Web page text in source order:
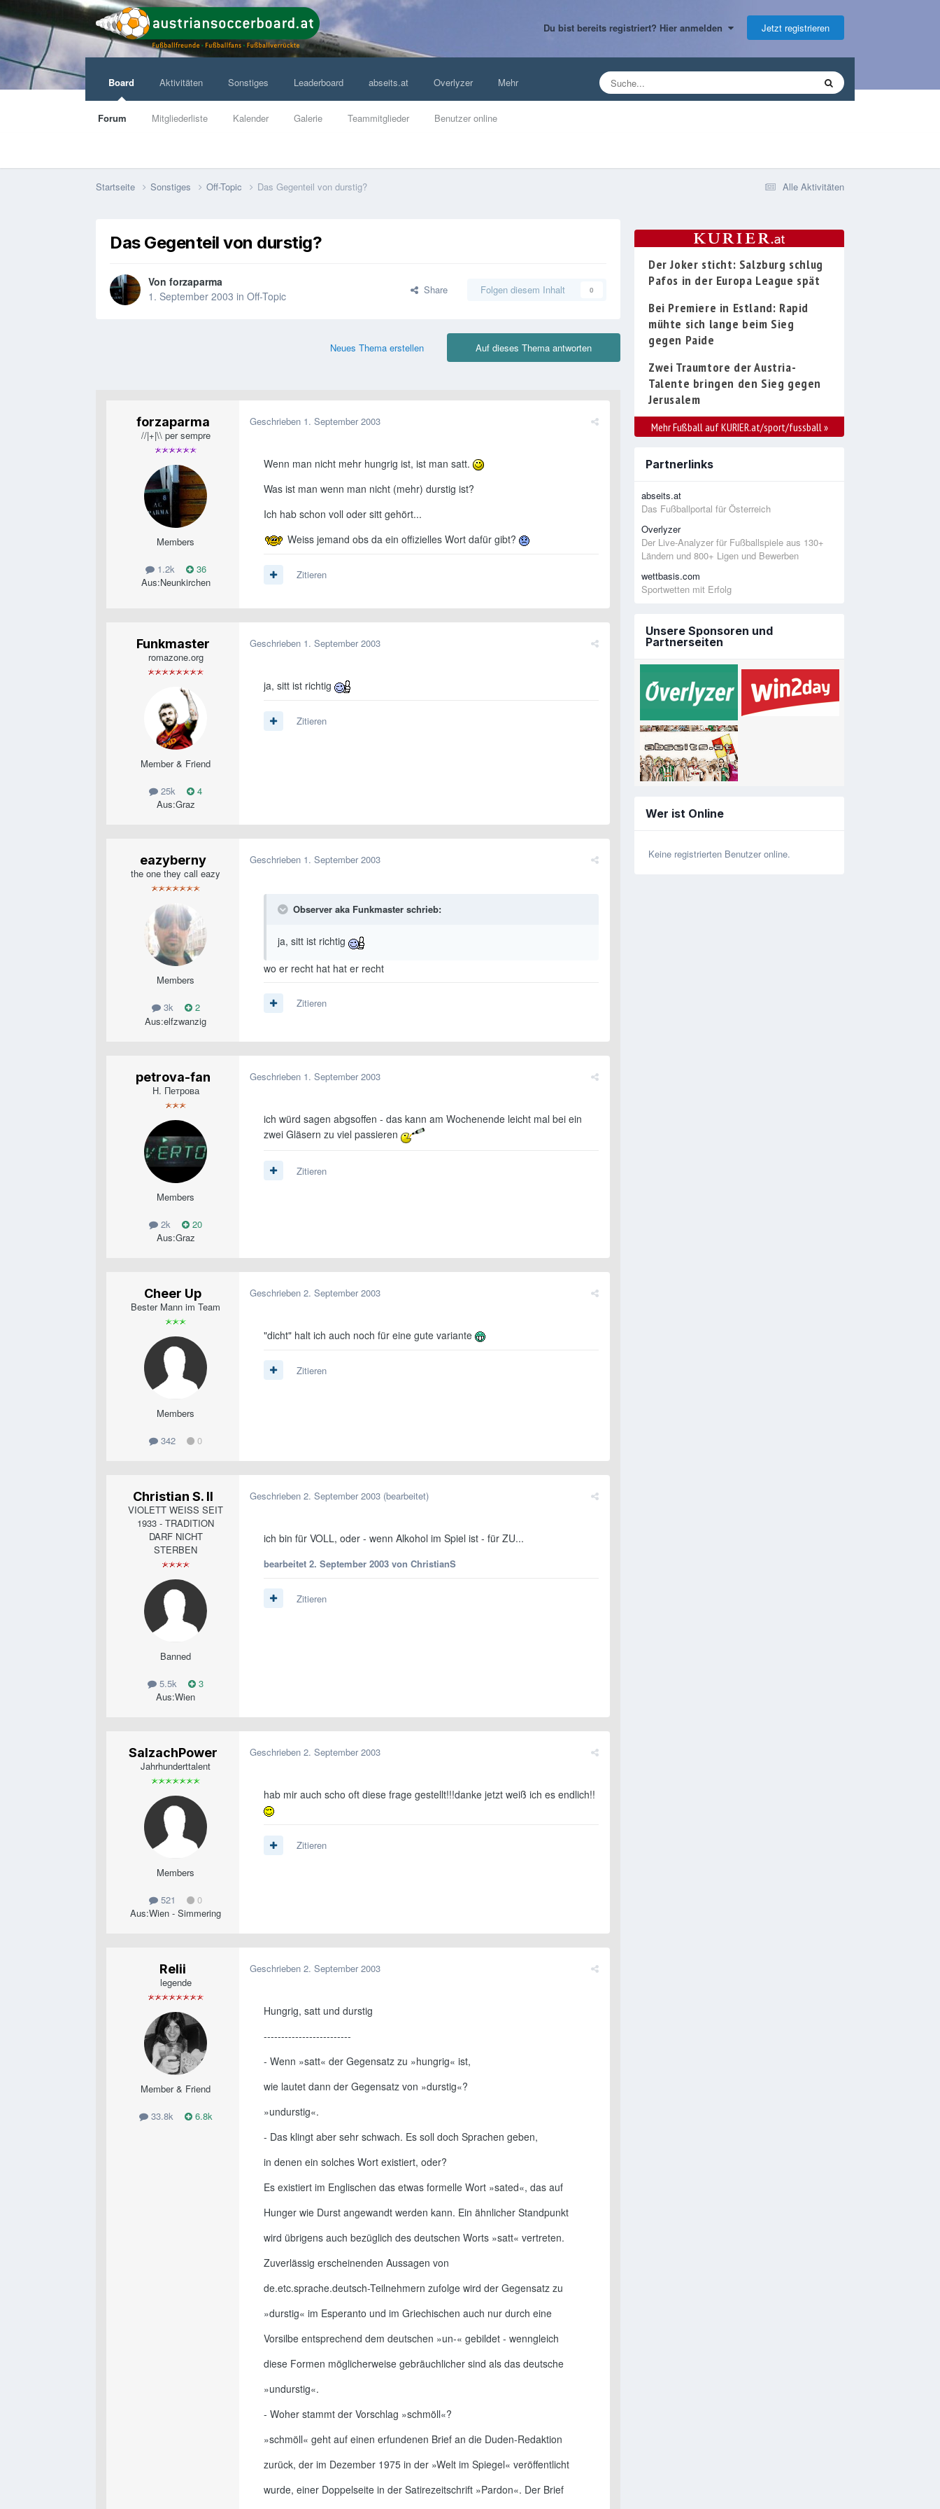
Du bist bereits registriert? Hier anmelden Jetzt registrieren
Board
Forum Mitgliederliste Kalender Galerie Teammitglieder Benutzer online
Aktivitäten Sonstiges Leaderboard abseits.at Overlyzer Mehr
Alle Aktivitäten
Startseite Sonstiges Off-Topic Das Gegenteil von durstig?
Das Gegenteil von durstig?
Von forzaparma
1. September 2003 in Off-Topic Share Folgen diesem Inhalt 0
Auf dieses Thema antworten
Neues Thema erstellen
forzaparma
//|+|\\ per sempre
Members
1.2k
36
Aus:Neunkirchen
Geschrieben 1. September 2003
Wenn man nicht mehr hungrig ist, ist man satt.
Was ist man wenn man nicht (mehr) durstig ist?
Ich hab schon voll oder sitt gehört...
Weiss jemand obs da ein offizielles Wort dafür gibt?
Zitieren
Funkmaster
romazone.org
Member & Friend
25k
4
Aus:Graz
Geschrieben 1. September 2003
ja, sitt ist richtig
Zitieren
eazyberny
the one they call eazy
Members
3k
2
Aus:elfzwanzig
Geschrieben 1. September 2003
Observer aka Funkmaster schrieb:
ja, sitt ist richtig
wo er recht hat hat er recht
Zitieren
petrova-fan
Н. Петрова
Members
2k
20
Aus:Graz
Geschrieben 1. September 2003
ich würd sagen abgsoffen - das kann am Wochenende leicht mal bei ein
zwei Gläsern zu viel passieren
Zitieren
Cheer Up
Bester Mann im Team
Members
342 0
Geschrieben 2. September 2003
"dicht" halt ich auch noch für eine gute variante
Zitieren
Christian S. II
VIOLETT WEISS SEIT
1933 - TRADITION
DARF NICHT
STERBEN
Banned
5.5k
3
Aus:Wien
Geschrieben 2. September 2003 (bearbeitet)
ich bin für VOLL, oder - wenn Alkohol im Spiel ist - für ZU...
bearbeitet 2. September 2003 von ChristianS
Zitieren
SalzachPower
Jahrhunderttalent
Members
521
0
Aus:Wien - Simmering
Geschrieben 2. September 2003
hab mir auch scho oft diese frage gestellt!!!danke jetzt weiß ich es endlich!!
Zitieren
Relii
legende
Member & Friend
33.8k 6.8k
Geschrieben 2. September 2003
Hungrig, satt und durstig
-------------------------
- Wenn »satt« der Gegensatz zu »hungrig« ist,
wie lautet dann der Gegensatz von »durstig«?
»undurstig«.
- Das klingt aber sehr schwach. Es soll doch Sprachen geben,
in denen ein solches Wort existiert, oder?
Es existiert im Englischen das etwas formelle Wort »sated«, das auf
Hunger wie Durst angewandt werden kann. Ein ähnlicher Standpunkt
wird übrigens auch bezüglich des deutschen Worts »satt« vertreten.
Zuverlässig erscheinenden Aussagen von
de.etc.sprache.deutsch-Teilnehmern zufolge wird der Gegensatz zu
»durstig« im Esperanto und im Griechischen auch nur durch eine
Vorsilbe entsprechend dem deutschen »un-« gebildet - wenngleich
diese Formen möglicherweise gebräuchlicher sind als das deutsche
»undurstig«.
- Woher stammt der Vorschlag »schmöll«?
»schmöll« geht auf einen erfundenen Brief an die Duden-Redaktion
zurück, der im Dezember 1975 in der »Welt im Spiegel« veröffentlicht
wurde, einer Doppelseite in der Satirezeitschrift »Pardon«. Der Brief
Der Joker sticht: Salzburg schlug
Pafos in der Europa League spät
Bei Premiere in Estland: Rapid
mühte sich lange beim Sieg
gegen Paide
Zwei Traumtore der Austria-
Talente bringen den Sieg gegen
Jerusalem
Mehr Fußball auf KURIER.at/sport/fussball »
Partnerlinks
abseits.at
Das Fußballportal für Österreich
Overlyzer
Der Live-Analyzer für Fußballspiele aus 130+
Ländern und 800+ Ligen und Bewerben
wettbasis.com
Sportwetten mit Erfolg
Unsere Sponsoren und
Partnerseiten
Wer ist Online
Keine registrierten Benutzer online.